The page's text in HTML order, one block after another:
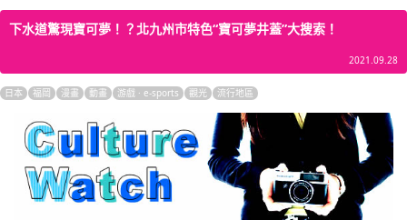
한국어
繁體中文
English
ภาษาไทย
下水道驚現寶可夢！？北九州市特色“寶可夢井蓋”大搜索！
2021.09.28
日本 福岡 漫畫 動畫 游戲 · e-sports 觀光 流行地區